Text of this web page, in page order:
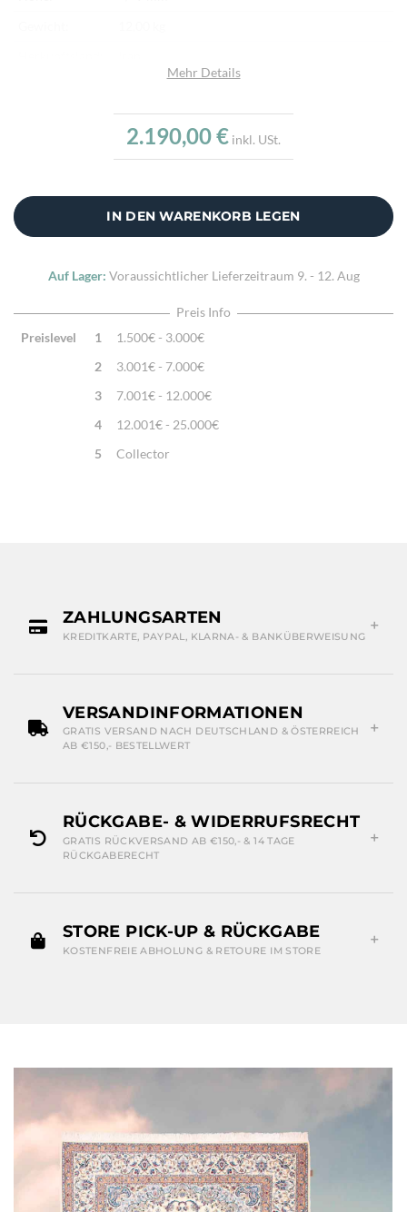
Schafwolle
Neu
Verarbeitung:
Highlights:
Natürliche Schafwolle, Von Hand geknüpft,
Mehr Details
2.190,00 € inkl. USt.
IN DEN WARENKORB LEGEN
Auf Lager: Voraussichtlicher Lieferzeitraum 9. - 12. Aug
Preis Info
Preislevel
1
1.500€ - 3.000€
2
3.001€ - 7.000€
3
7.001€ - 12.000€
4
12.001€ - 25.000€
5
Collector
ZAHLUNGSARTEN
KREDITKARTE, PAYPAL, KLARNA- & BANKÜBERWEISUNG
VERSANDINFORMATIONEN
GRATIS VERSAND NACH DEUTSCHLAND & ÖSTERREICH
AB €150,- BESTELLWERT
RÜCKGABE- & WIDERRUFSRECHT
GRATIS RÜCKVERSAND AB €150,- & 14 TAGE
RÜCKGABERECHT
STORE PICK-UP & RÜCKGABE
KOSTENFREIE ABHOLUNG & RETOURE IM STORE